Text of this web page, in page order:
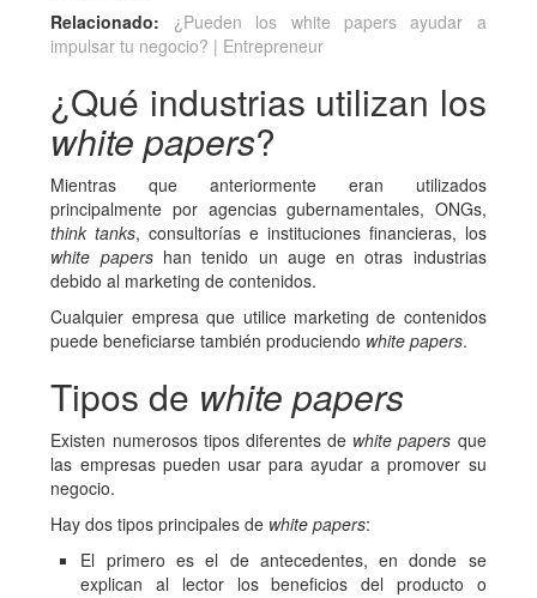
Relacionado: ¿Pueden los white papers ayudar a
impulsar tu negocio? | Entrepreneur
¿Qué industrias utilizan los
white papers?
Mientras que anteriormente eran utilizados
principalmente por agencias gubernamentales, ONGs,
think tanks, consultorías e instituciones financieras, los
white papershan tenido un auge en otras industrias
debido al marketing de contenidos.
Cualquier empresa que utilice marketing de contenidos
puede beneficiarse también produciendo white papers.
Tipos de white papers
Existen numerosos tipos diferentes de white papers que
las empresas pueden usar para ayudar a promover su
negocio.
Hay dos tipos principales de white papers:
El primero es el de antecedentes, en donde se
explican al lector los beneficios del producto o